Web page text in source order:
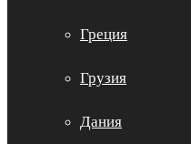
Греция
Грузия
Дания